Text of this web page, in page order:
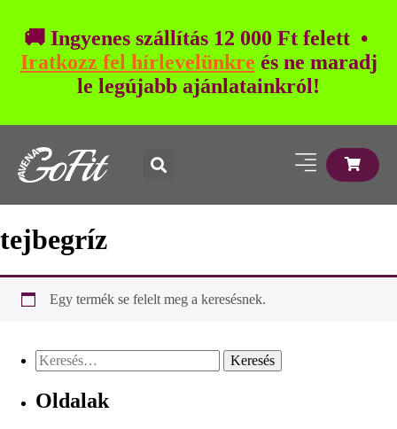
🚚 Ingyenes szállítás 12 000 Ft felett •
Iratkozz fel hírlevelünkre és ne maradj
le legújabb ajánlatainkról!
tejbegríz
Egy termék se felelt meg a keresésnek.
Oldalak